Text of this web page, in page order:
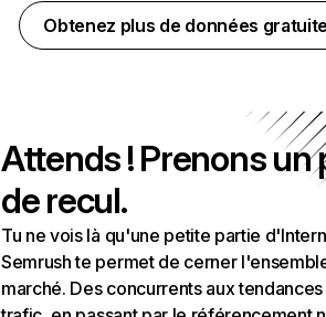
Obtenez plus de données
Attends ! Prenons un
de recul.
Tu ne vois là qu'une petite partie
Semrush te permet de cerner
marché. Des concurrents aux